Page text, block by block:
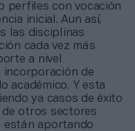
perfiles con vocación
inicial. Aun así,
las disciplinas
cada vez más
a nivel
incorporación de
académico. Y esta
ya casos de éxito
de otros sectores
están aportando